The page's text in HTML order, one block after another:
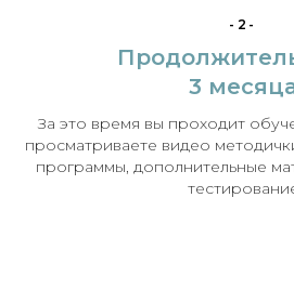
-2-
3
За это время вы проходит
просматриваете видео
программы, дополнительные